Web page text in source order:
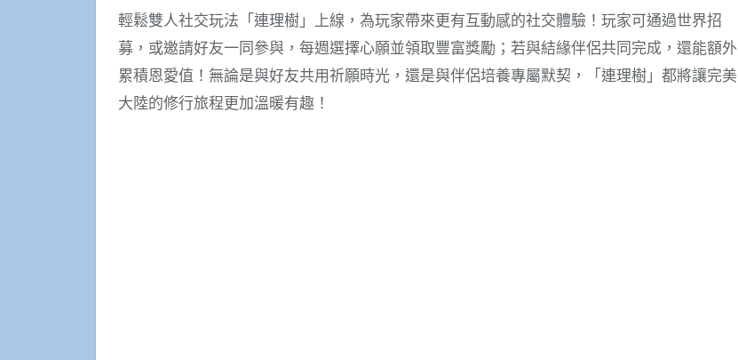
輕鬆雙人社交玩法「連理樹」上線，為玩家帶來更有互動感的社交體驗！玩家可通過世界招
募，或邀請好友一同參與，每週選擇心願並領取豐富獎勵；若與結緣伴侶共同完成，還能額外
累積恩愛值！無論是與好友共用祈願時光，還是與伴侶培養專屬默契，「連理樹」都將讓完美
大陸的修行旅程更加溫暖有趣！